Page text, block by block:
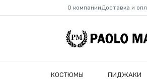
О компанииДоставка и
КОСТЮМЫ ПИДЖАКИ